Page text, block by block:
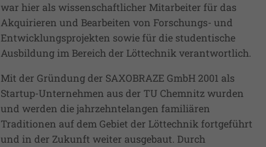
war hier als wissenschaftlicher Mitarbeiter für das
Akquirieren und Bearbeiten von Forschungs- und
Entwicklungsprojekten sowie für die studentische
Ausbildung im Bereich der Löttechnik verantwortlich.
Mit der Gründung der SAXOBRAZE GmbH 2001 als
Startup-Unternehmen aus der TU Chemnitz wurden
und werden die jahrzehntelangen familiären
Traditionen auf dem Gebiet der Löttechnik fortgeführt
und in der Zukunft weiter ausgebaut. Durch